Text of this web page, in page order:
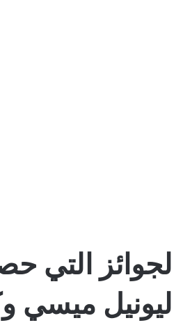
لجوائز التي
ليونيل ميسي